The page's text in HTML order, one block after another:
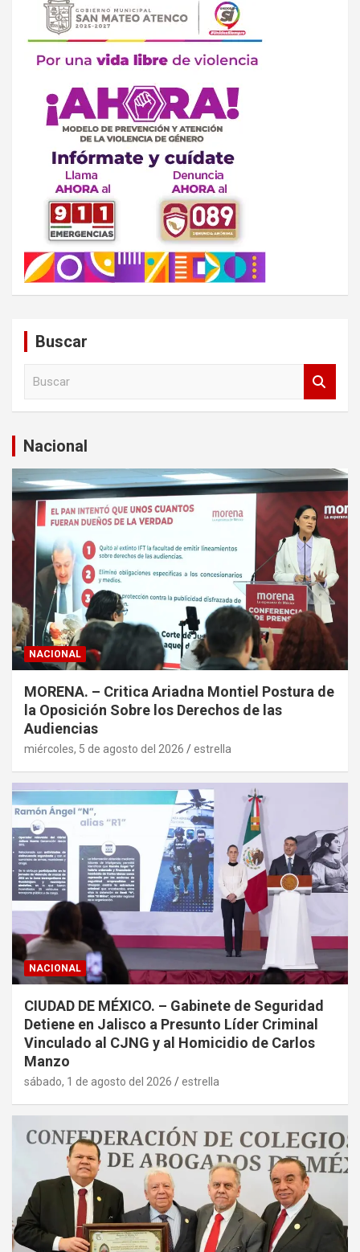
Buscar
a
Nacional
NACIONAL
MORENA. – Critica Ariadna Montiel Postura de
la Oposición Sobre los Derechos de las
Audiencias
miércoles, 5 de agosto del 2026 estrella
NACIONAL
CIUDAD DE MÉXICO. – Gabinete de Seguridad
Detiene en Jalisco a Presunto Líder Criminal
Vinculado al CJNG y al Homicidio de Carlos
Manzo
sábado, 1 de agosto del 2026 estrella